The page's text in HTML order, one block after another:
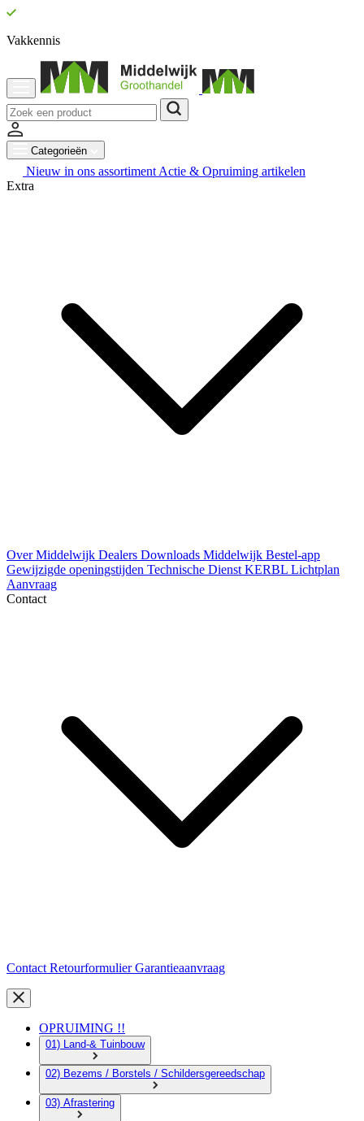
Vakkennis
Categorieën
Nieuw in ons assortiment Actie & Opruiming artikelen
Extra
Over Middelwijk Dealers Downloads Middelwijk Bestel-app
Gewijzigde openingstijden Technische Dienst KERBL Lichtplan
Aanvraag
Contact
Contact RetourformulierGarantieaanvraag
OPRUIMING !!
01) Land-& Tuinbouw
02) Bezems / Borstels / Schildersgereedschap
03) Afrastering